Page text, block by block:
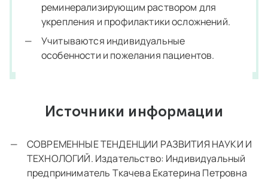
реминерализирующим раствором для
укрепления и профилактики осложнений.
Учитываются индивидуальные
особенности и пожелания пациентов.
Источники информации
СОВРЕМЕННЫЕ ТЕНДЕНЦИИ РАЗВИТИЯ НАУКИ И
ТЕХНОЛОГИЙ. Издательство: Индивидуальный
предприниматель Ткачева Екатерина Петровна